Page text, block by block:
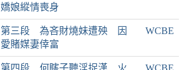
嬌娘縱情喪身
第三段 為吝財燒妹遭殃 因
愛賭媒妻倖富
WCBE